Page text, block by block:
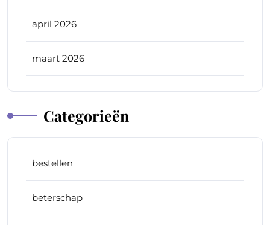
april 2026
maart 2026
Categorieën
bestellen
beterschap